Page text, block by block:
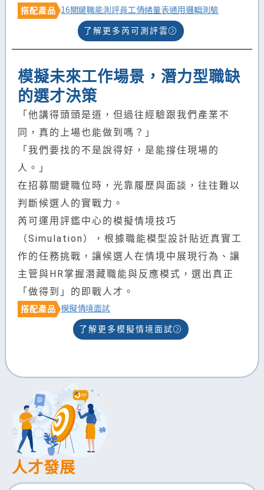
搭配產品 16關鍵職能測評員工情緒量表通用邏輯測驗
了解更多芮可測評雲
模擬未來工作場景，潛力型職缺
的選才決策
「他講得頭頭是道，但過往經驗跟我們產業不
同，真的上場也能做到嗎？」
「我們要找的不是說得好，是能撐住現場的
人。」
在招募關鍵職位時，光靠履歷與面談，往往難以
判斷候選人的實戰力。
芮可運用評鑑中心的模擬情境技巧
（Simulation），根據職能模型設計貼近真實工
作的任務挑戰，讓候選人在情境中展現行為、讓
主管與HR掌握潛藏職能與反應模式，選出真正
「做得到」的即戰人才。
搭配產品 模擬情境面試
了解更多模擬情境面試
人才發展